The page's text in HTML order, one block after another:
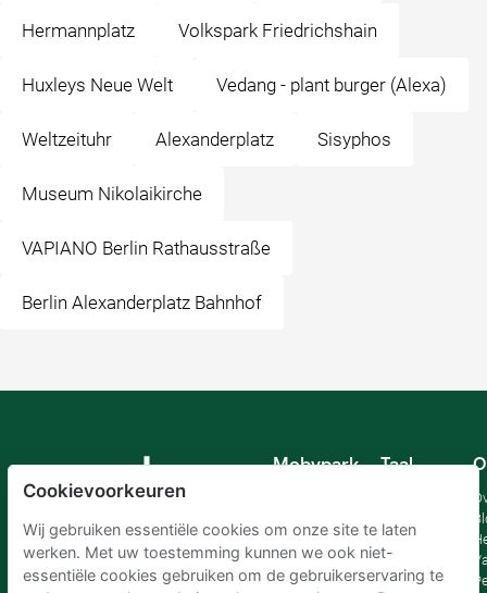
Hermannplatz Volkspark Friedrichshain
Huxleys Neue Welt Vedang - ️plant burger ️(Alexa)
Weltzeituhr Alexanderplatz Sisyphos
Museum Nikolaikirche
VAPIANO Berlin Rathausstraße
Berlin Alexanderplatz Bahnhof
Mobypark
Taal
Spaans
Frankrijk
Italiaans
Cookievoorkeuren
Wij gebruiken essentiële cookies om onze site te laten
werken. Met uw toestemming kunnen we ook niet-
essentiële cookies gebruiken om de gebruikerservaring te